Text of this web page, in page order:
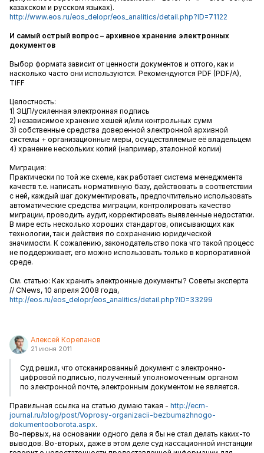
казахском и русском языках).
http://www.eos.ru/eos_delopr/eos_analitics/detail.php?ID=71122
И самый острый вопрос – архивное хранение электронных
документов
Выбор формата зависит от ценности документов и оттого, как и
насколько часто они используются. Рекомендуются PDF (PDF/A),
TIFF
Целостность:
1) ЭЦП/усиленная электронная подпись
2) независимое хранение хешей и/или контрольных сумм
3) собственные средства доверенной электронной архивной
системы + организационные меры, осуществляемые её владельцем
4) хранение нескольких копий (например, эталонной копии)
Миграция:
Практически по той же схеме, как работает система менеджмента
качеств т.е. написать нормативную базу, действовать в соответствии
с ней, каждый шаг документировать, предпочтительно использовать
автоматические средства миграции, контролировать качество
миграции, проводить аудит, корректировать выявленные недостатки.
В мире есть несколько хороших стандартов, описывающих как
технологии, так и действия по сохранению юридической
значимости. К сожалению, законодательство пока что такой процесс
не поддерживает, его можно использовать только в корпоративной
среде.
См. статью: Как хранить электронные документы? Советы эксперта
// CNews, 10 апреля 2008 года,
http://eos.ru/eos_delopr/eos_analitics/detail.php?ID=33299
Алексей Корепанов
21 июня 2011
Суд решил, что отсканированный документ с электронно-
цифровой подписью, полученный уполномоченным органом
по электронной почте, электронным документом не является.
Правильная ссылка на статью думаю такая - http://ecm-
journal.ru/blog/post/Voprosy-organizacii-bezbumazhnogo-
dokumentooborota.aspx.
Во-первых, на основании одного дела я бы не стал делать каких-то
выводов. Во-вторых, даже в этом деле суд кассационной инстанции